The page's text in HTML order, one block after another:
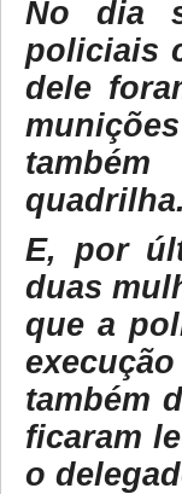
No dia
policiais
dele
quadrilha.
E, por
duas
que a
também
ficaram
o